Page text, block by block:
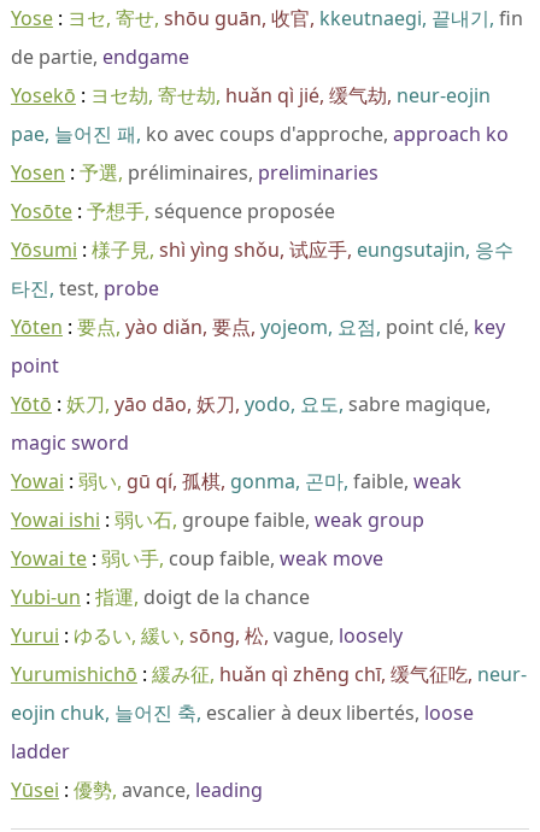
Yose
ヨセ 寄せ shōu guān 收官 kkeutnaegi 끝내기 fin
de partie endgame
Yosekō
ヨセ劫 寄せ劫 huǎn qì jié 缓气劫 neur-eojin
pae 늘어진 패 ko avec coups d'approche approach ko
Yosen 予選 préliminaires preliminaries
Yosōte 予想手 séquence proposée
Yōsumi 様子見 shì yìng shǒu 试应手 eungsutajin 응수
타진 test probe
Yōten 要点 yào diǎn 要点 yojeom 요점 point clé key
point
Yōtō 妖刀 yāo dāo 妖刀 yodo 요도 sabre magique
magic sword
Yowai 弱い gū qí 孤棋 gonma 곤마 faible weak
Yowai ishi 弱い石 groupe faible weak group
Yowai te 弱い手 coup faible weak move
Yubi-un 指運 doigt de la chance
Yurui
ゆるい 緩い sōng 松 vague loosely
Yurumishichō 緩み征 huǎn qì zhēng chī 缓气征吃 neur-
eojin chuk 늘어진 축 escalier à deux libertés loose
ladder
Yūsei 優勢 avance leading